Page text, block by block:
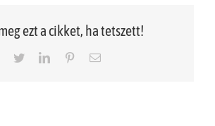
ezt a cikket, ha tetszett!
TwitterLinkedInPinterestEmail